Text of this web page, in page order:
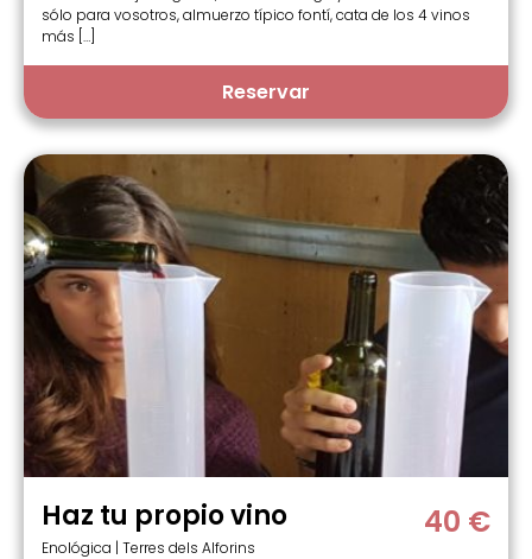
sólo para vosotros, almuerzo típico fontí, cata de los 4 vinos
más […]
Reservar
Haz tu propio vino
Enológica | Terres dels Alforins
40 €